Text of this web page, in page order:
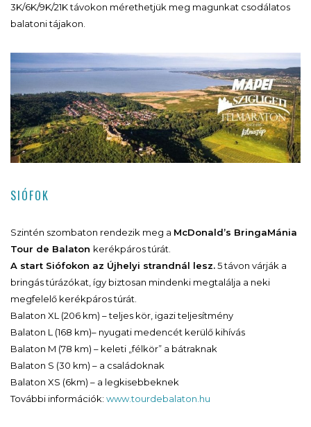
3K/6K/9K/21K távokon mérethetjük meg magunkat csodálatos
balatoni tájakon.
SIÓFOK
Szintén szombaton rendezik meg a McDonald’s BringaMánia
Tour de Balaton kerékpáros túrát.
A start Siófokon az Újhelyi strandnál lesz.5 távon várják a
bringás túrázókat, így biztosan mindenki megtalálja a neki
megfelelő kerékpáros túrát.
Balaton XL (206 km) – teljes kör, igazi teljesítmény
Balaton L (168 km)– nyugati medencét kerülő kihívás
Balaton M (78 km) – keleti „félkör” a bátraknak
Balaton S (30 km) – a családoknak
Balaton XS (6km) – a legkisebbeknek
További információk: www.tourdebalaton.hu